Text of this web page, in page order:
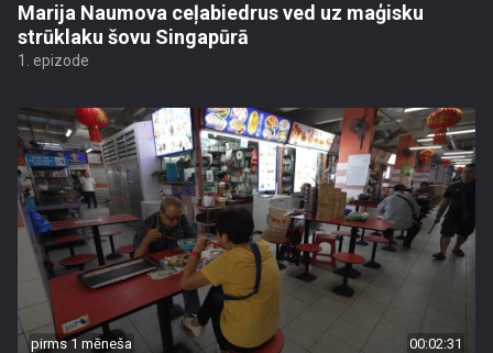
Marija Naumova ceļabiedrus ved uz maģisku
strūklaku šovu Singapūrā
1. epizode
pirms 1 mēneša 00:02:31